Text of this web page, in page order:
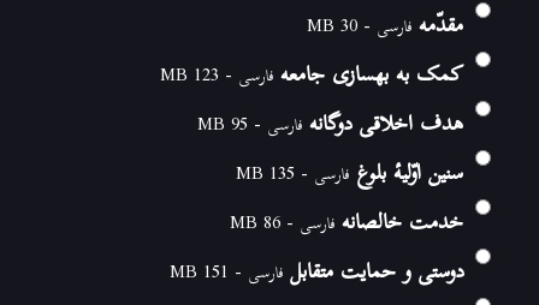
مقدّمهفارسی - 30 MB
کمک به بهسازی جامعهفارسی - 123 MB
هدف اخلاقی دوگانهفارسی - 95 MB
سنین اوّلیۀ بلوغ فارسی - 135 MB
خدمت خالصانهفارسی - 86 MB
دوستی و حمایت متقابلفارسی - 151 MB